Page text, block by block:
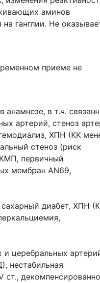
аминов
ганглии. Не
приеме не
анамнезе, в т.ч.
артерий, стеноз
ХПН (KK
стеноз (риск
первичный
мембран AN69,
сахарный диабет, ХПН
церебральных
нестабильная